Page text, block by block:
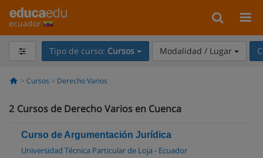
ecuador
Tipo de curso: Cursos Modalidad / Lugar
Cursos Derecho Varios
2 Cursos de Derecho Varios en Cuenca
Curso de Argumentación Jurídica
Universidad Técnica Particular de Loja - Ecuador